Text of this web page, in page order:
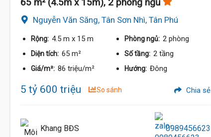
Nguyễn Văn Săng, Tân Sơn Nhì, Tân Phú
Rộng: 4.5 m x 15 m Phòng ngủ: 2 phòng
Diện tích: 65 m² Số tầng: 2 tầng
Giá/m²: 86 triệu/m² Hướng: Đông
5 tỷ 600 triệu So sánh Chia sẻ
Khang BĐS 0989456623